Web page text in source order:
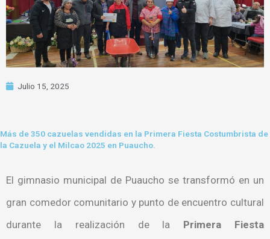
Julio 15, 2025
Más de 350 cazuelas vendidas en la Primera Fiesta Costumbrista de
la Cazuela y el Milcao 2025 en Puaucho.
El gimnasio municipal de Puaucho se transformó en un
gran comedor comunitario y punto de encuentro cultural
durante la realización de la Primera Fiesta